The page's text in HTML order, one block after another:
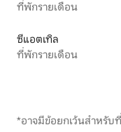
ที่พักรายเดือน
ซีแอตเทิล
ที่พักรายเดือน
*อาจมีข้อยกเว้นสำหรั